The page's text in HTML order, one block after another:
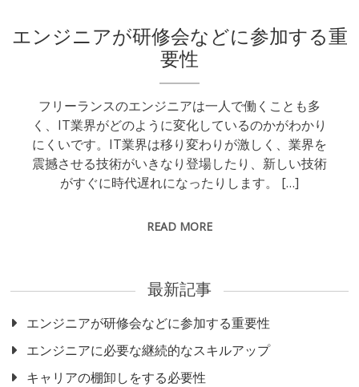
エンジニアが研修会などに参加する重
要性
フリーランスのエンジニアは一人で働くことも多
く、IT業界がどのように変化しているのかがわかり
にくいです。IT業界は移り変わりが激しく、業界を
震撼させる技術がいきなり登場したり、新しい技術
がすぐに時代遅れになったりします。 […]
READ MORE
最新記事
エンジニアが研修会などに参加する重要性
エンジニアに必要な継続的なスキルアップ
キャリアの棚卸しをする必要性